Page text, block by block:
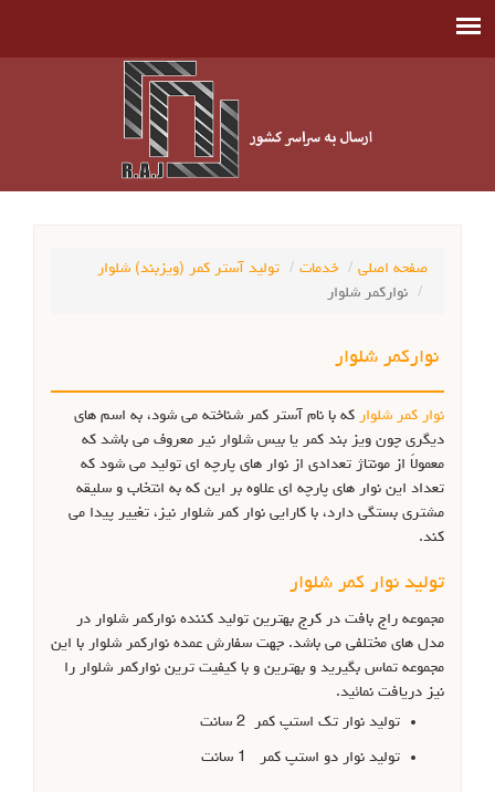
صفحه اصلی خدمات
تولید آستر کمر (ویزبند) شلوار
نوارکمر شلوار
نوارکمر شلوار
نوار کمر شلوار که با نام آستر کمر شناخته می شود، به اسم های
دیگری چون ویز بند کمر یا بیس شلوار نیر معروف می باشد که
معمولاً از مونتاژ تعدادی از نوار های پارچه ای تولید می شود که
تعداد این نوار های پارچه ای علاوه بر این که به انتخاب و سلیقه
مشتری بستگی دارد، با کارایی نوار کمر شلوار نیز، تغییر پیدا می
کند.
تولید نوار کمر شلوار
مجموعه راج بافت در کرج بهترین تولید کننده نوارکمر شلوار در
مدل های مختلفی می باشد. جهت سفارش عمده نوارکمر شلوار با این
مجموعه تماس بگیرید و بهترین و با کیفیت ترین نوارکمر شلوار را
نیز دریافت نمائید.
تولید نوار تک استپ کمر 2 سانت
تولید نوار دو استپ کمر 1 سانت